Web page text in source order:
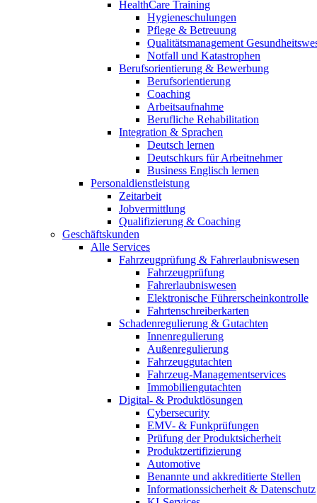
HealthCare Training
Hygieneschulungen
Pflege & Betreuung
Qualitätsmanagement
Notfall und Katastrophen
Berufsorientierung & Bewerbung
Berufsorientierung
Coaching
Arbeitsaufnahme
Berufliche Rehabilitation
Integration & Sprachen
Deutsch lernen
Deutschkurs für Arbeitnehmer
Business Englisch lernen
Personaldienstleistung
Zeitarbeit
Jobvermittlung
Qualifizierung & Coaching
Geschäftskunden
Alle Services
Fahrzeugprüfung & Fahrerlaubniswesen
Fahrzeugprüfung
Fahrerlaubniswesen
Elektronische Führerscheinkontrolle
Fahrtenschreiberkarten
Schadenregulierung & Gutachten
Innenregulierung
Außenregulierung
Fahrzeuggutachten
Fahrzeug-Managementservices
Immobiliengutachten
Digital- & Produktlösungen
Cybersecurity
EMV- & Funkprüfungen
Prüfung der Produktsicherheit
Produktzertifizierung
Automotive
Benannte und akkreditierte Stellen
Informationssicherheit & Datenschutz